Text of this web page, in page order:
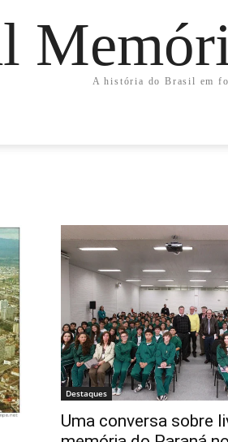
A história do Brasil em
Destaques
Uma conversa sobre